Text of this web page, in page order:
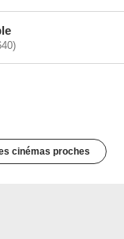
cinémas proches